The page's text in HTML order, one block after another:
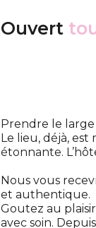
Ouvert
Prendre le
Le lieu, déjà,
étonnante.
Nous vous
et authentique.
Goutez au
avec soin.